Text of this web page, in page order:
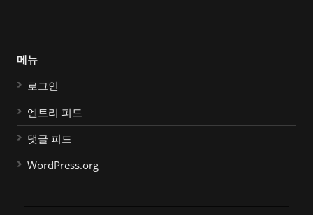
메뉴
로그인
엔트리 피드
댓글 피드
WordPress.org